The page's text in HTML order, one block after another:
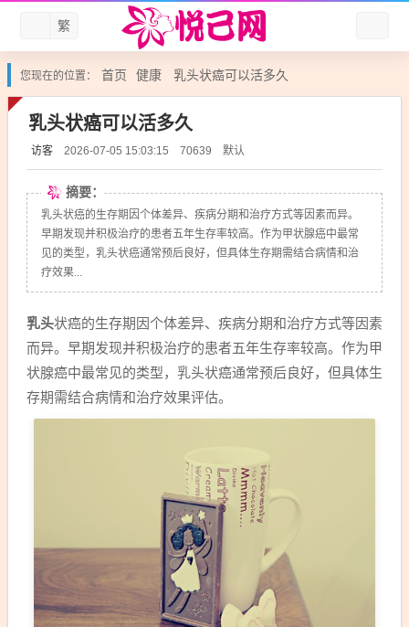
繁
您现在的位置： 首页 健康 乳头状癌可以活多久
乳头状癌可以活多久
访客 2026-07-05 15:03:15 70639 默认
摘要：
乳头状癌的生存期因个体差异、疾病分期和治疗方式等因素而异。
早期发现并积极治疗的患者五年生存率较高。作为甲状腺癌中最常
见的类型，乳头状癌通常预后良好，但具体生存期需结合病情和治
疗效果...
乳头状癌的生存期因个体差异、疾病分期和治疗方式等因素
而异。早期发现并积极治疗的患者五年生存率较高。作为甲
状腺癌中最常见的类型，乳头状癌通常预后良好，但具体生
存期需结合病情和治疗效果评估。